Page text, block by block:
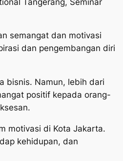
semangat dan motivasi
dan pengembangan diri
bisnis. Namun, lebih dari
positif kepada orang-
motivasi di Kota Jakarta.
kehidupan, dan